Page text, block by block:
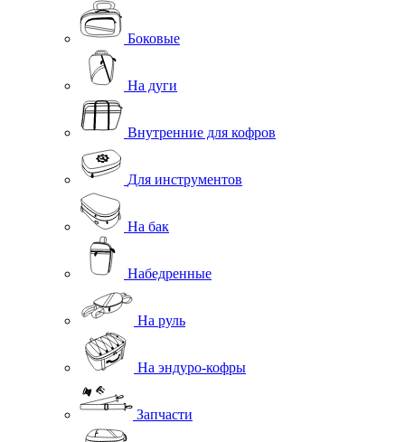
Боковые
На дуги
Внутренние для кофров
Для инструментов
На бак
Набедренные
На руль
На эндуро-кофры
Запчасти